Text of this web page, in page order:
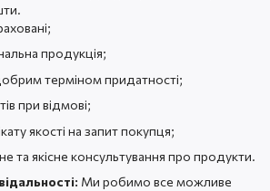
продукція;
терміном придатності;
при відмові;
якості на запит покупця;
та якісне консультування про продукти.
Ми робимо все можливе